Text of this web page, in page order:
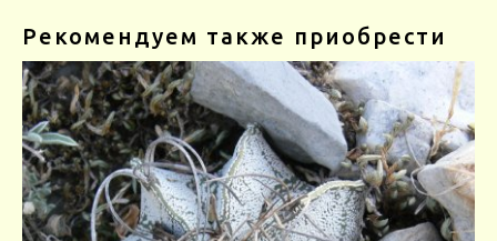
Рекомендуем также приобрести